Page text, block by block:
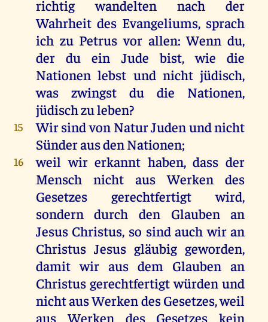
richtig
wandelten nach
der
Wahrheit des Evangeliums, sprach
ich zu Petrus vor allen:Wenn du,
der
du ein Jude bist,wie
die
Nationenlebst und nicht jüdisch,
was
zwingst du die Nationen,
jüdischzuleben?
15 Wirsindvon NaturJudenundnicht
SünderausdenNationen;
16 weil wir erkannt haben, dassder
Mensch
nicht aus Werken
des
Gesetzes
gerechtfertigt wird,
sondern
durch den Glauben
an
Jesus Christus, so sind auch wir an
Christus Jesus gläubig geworden,
damit wir aus dem Glauben an
Christus gerechtfertigt würden und
nichtausWerkendesGesetzes,weil
aus
Werken des Gesetzes
kein